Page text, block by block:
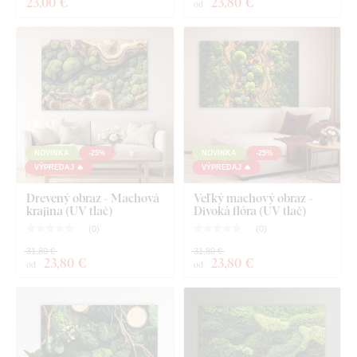
háčiky.
Čo nájdete v balíku?
Machový obraz na stenu (UV tlač)
od
NOVINKA
-25%
VÝPREDAJ 🔥
Drevený obraz - Machová
krajina (UV tlač)
( 0)
od 23,80 €
31,80 €
NOVINKA
-25%
VÝPREDAJ 🔥
Veľký machový obraz -
Divoká flóra (UV tlač)
( 0)
od 23,80 €
31,80 €